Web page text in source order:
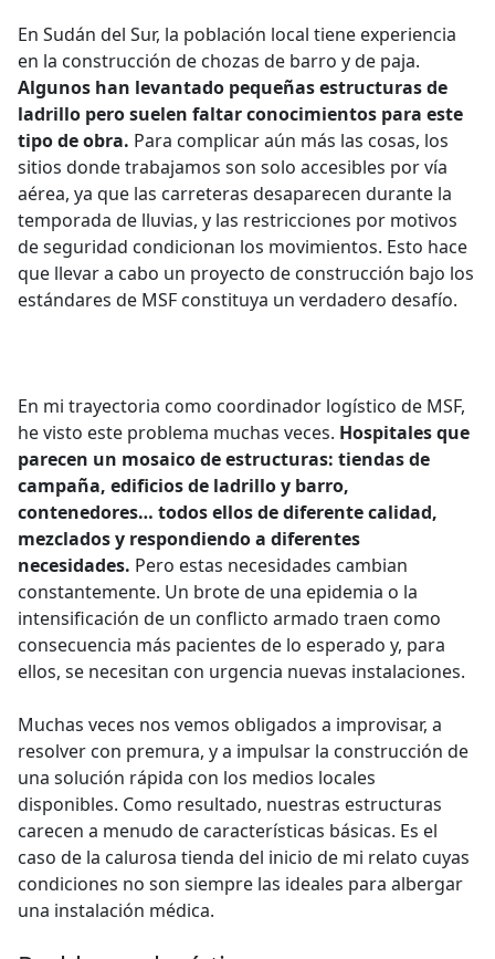
En Sudán del Sur, la población local tiene experiencia
en la construcción de chozas de barro y de paja.
Algunos han levantado pequeñas estructuras de
ladrillo pero suelen faltar conocimientos para este
tipo de obra. Para complicar aún más las cosas, los
sitios donde trabajamos son solo accesibles por vía
aérea, ya que las carreteras desaparecen durante la
temporada de lluvias, y las restricciones por motivos
de seguridad condicionan los movimientos. Esto hace
que llevar a cabo un proyecto de construcción bajo los
estándares de MSF constituya un verdadero desafío.
En mi trayectoria como coordinador logístico de MSF,
he visto este problema muchas veces. Hospitales que
parecen un mosaico de estructuras: tiendas de
campaña, edificios de ladrillo y barro,
contenedores… todos ellos de diferente calidad,
mezclados y respondiendo a diferentes
necesidades. Pero estas necesidades cambian
constantemente. Un brote de una epidemia o la
intensificación de un conflicto armado traen como
consecuencia más pacientes de lo esperado y, para
ellos, se necesitan con urgencia nuevas instalaciones.
Muchas veces nos vemos obligados a improvisar, a
resolver con premura, y a impulsar la construcción de
una solución rápida con los medios locales
disponibles. Como resultado, nuestras estructuras
carecen a menudo de características básicas. Es el
caso de la calurosa tienda del inicio de mi relato cuyas
condiciones no son siempre las ideales para albergar
una instalación médica.